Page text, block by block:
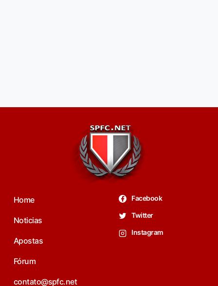
Home
Noticias
Apostas
Fórum
contato@spfc.net
Facebook
Twitter
Instagram